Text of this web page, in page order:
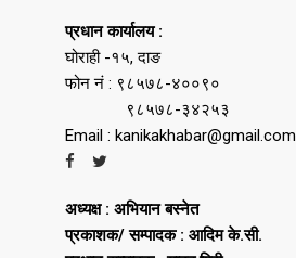
प्रधान कार्यालय :
घोराही -१५, दाङ
फोन नं : ९८५७८-४००९०
९८५७८-३४२५३
Email : kanikakhabar@gmail.com
अध्यक्ष : अभियान बस्नेत
प्रकाशक/ सम्पादक : आदिम के.सी.